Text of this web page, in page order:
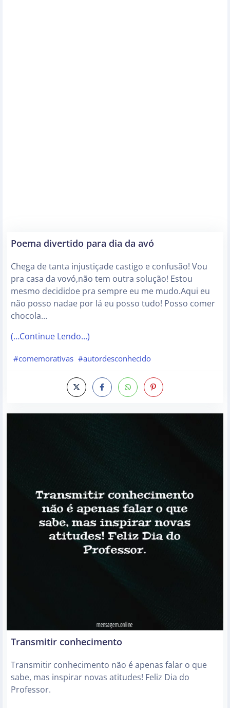
Poema divertido para dia da avó
Chega de tanta injustiçade castigo e confusão! Vou
pra casa da vovó,não tem outra solução! Estou
mesmo decididoe pra sempre eu me mudo.Aqui eu
não posso nadae por lá eu posso tudo! Posso comer
chocola…
(…Continue Lendo…)
#comemorativas #autordesconhecido
Transmitir conhecimento
Transmitir conhecimento não é apenas falar o que
sabe, mas inspirar novas atitudes! Feliz Dia do
Professor.